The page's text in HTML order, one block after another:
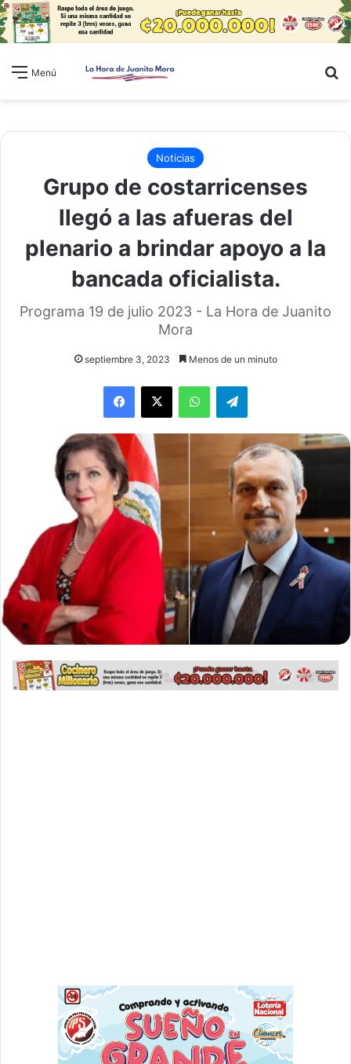
Menú
Noticias
Grupo de costarricenses
llegó a las afueras del
plenario a brindar apoyo a la
bancada oficialista.
Programa 19 de julio 2023 - La Hora de Juanito
Mora
septiembre 3, 2023 Menos de un minuto
WhatsAppTelegram